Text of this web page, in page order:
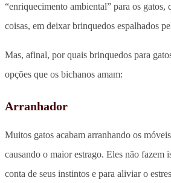
“enriquecimento ambiental” para os gatos,
coisas, em deixar brinquedos espalhados
Mas, afinal, por quais brinquedos para
opções que os bichanos amam:
Arranhador
Muitos gatos acabam arranhando os
causando o maior estrago. Eles não fazem
conta de seus instintos e para aliviar o